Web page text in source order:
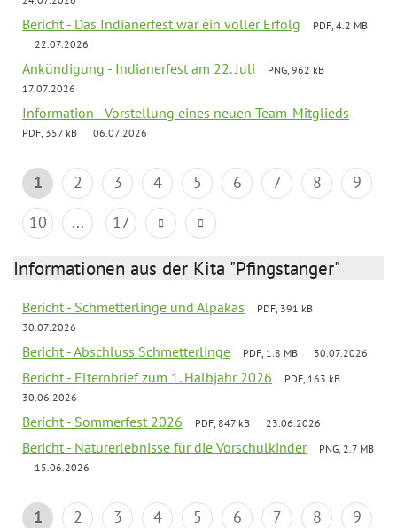
Bericht - Das Indianerfest war ein voller Erfolg
PDF, 4.2 MB
22.07.2026
Ankündigung - Indianerfest am 22. Juli
PNG, 962 kB
17.07.2026
Information - Vorstellung eines neuen Team-Mitglieds
PDF, 357 kB 06.07.2026
1 2 3 4 5 6 7 8
9
10
... 17
Informationen aus der Kita "Pfingstanger"
Bericht - Schmetterlinge und Alpakas
PDF, 391 kB
30.07.2026
Bericht - Abschluss Schmetterlinge PDF, 1.8 MB 30.07.2026
Bericht - Elternbrief zum 1. Halbjahr 2026
PDF, 163 kB
30.06.2026
Bericht - Sommerfest 2026 PDF, 847 kB 23.06.2026
Bericht - Naturerlebnisse für die Vorschulkinder
PNG, 2.7 MB
15.06.2026
1 2 3 4 5 6 7 8
9